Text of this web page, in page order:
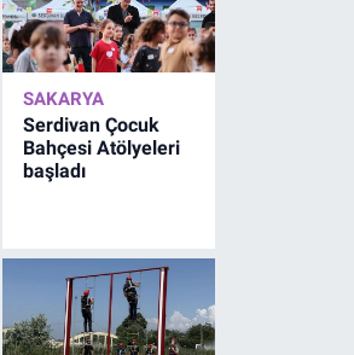
SAKARYA
Serdivan Çocuk
Bahçesi Atölyeleri
başladı